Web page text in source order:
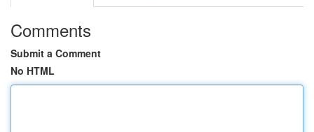
Comments
Submit a Comment
No HTML